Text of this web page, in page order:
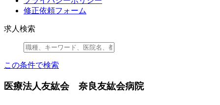
修正依頼フォーム
求人検索
この条件で検索
医療法人友紘会 奈良友紘会病院